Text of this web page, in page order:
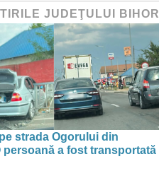
JUDEŢULUI BIHOR
strada Ogorului din
persoană a fost transportată